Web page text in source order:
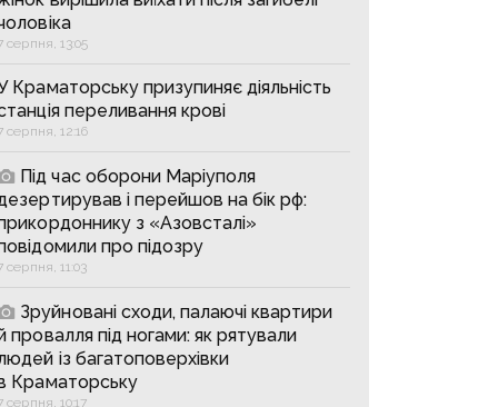
серпня, 13:05
Краматорську призупиняє діяльність
переливання крові
серпня, 12:16
Під час оборони Маріуполя
і перейшов на бік рф:
з «Азовсталі»
про підозру
серпня, 11:03
Зруйновані сходи, палаючі квартири
провалля під ногами: як рятували
із багатоповерхівки
Краматорську
серпня, 10:17